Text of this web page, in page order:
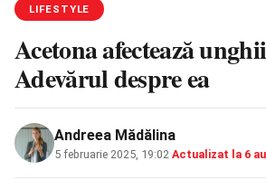
LIFESTYLE
Acetona afectează
Adevărul despre ea
Andreea Mădălina
5 februarie 2025, 19:02 Actualizat la 6